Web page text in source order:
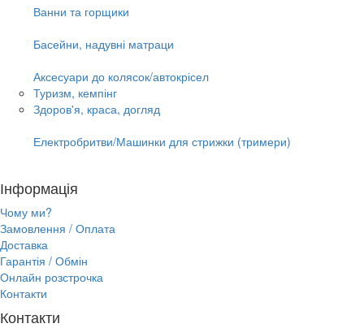
Ванни та горщики
Басейни, надувні матраци
Аксесуари до колясок/автокрісел
Туризм, кемпінг
Здоров'я, краса, догляд
Електробритви/Машинки для стрижки (тримери)
Інформація
Чому ми?
Замовлення / Оплата
Доставка
Гарантія / Обмін
Онлайн розстрочка
Контакти
Контакти